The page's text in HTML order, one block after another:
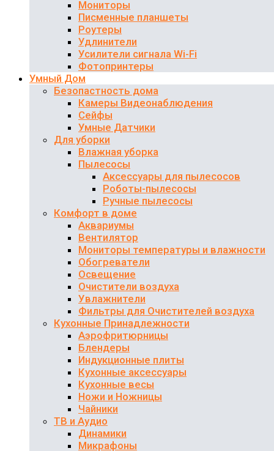
Мониторы
Писменные планшеты
Роутеры
Удлинители
Усилители сигнала Wi-Fi
Фотопринтеры
Умный Дом
Безопастность дома
Камеры Видеонаблюдения
Сейфы
Умные Датчики
Для уборки
Влажная уборка
Пылесосы
Аксессуары для пылесосов
Роботы-пылесосы
Ручные пылесосы
Комфорт в доме
Аквариумы
Вентилятор
Мониторы температуры и влажности
Обогреватели
Освещение
Очистители воздуха
Увлажнители
Фильтры для Очистителей воздуха
Кухонные Принадлежности
Аэрофритюрницы
Блендеры
Индукционные плиты
Кухонные аксессуары
Кухонные весы
Ножи и Ножницы
Чайники
ТВ и Аудио
Динамики
Микрафоны